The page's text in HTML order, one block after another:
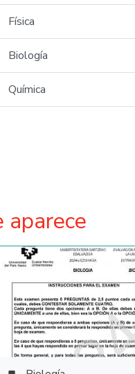
Física
Biología
Química
aparece